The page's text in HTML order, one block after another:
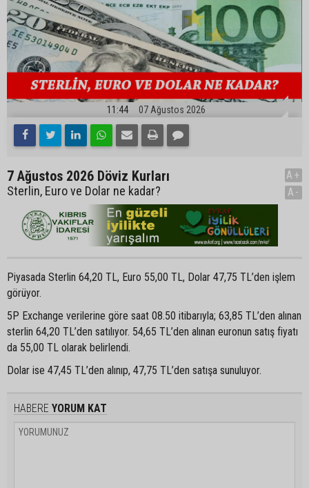
11:44 07 Ağustos 2026
7 Ağustos 2026 Döviz Kurları
Sterlin, Euro ve Dolar ne kadar?
A+
A-
Piyasada Sterlin 64,20 TL, Euro 55,00 TL, Dolar 47,75 TL’den işlem
görüyor.
5P Exchange verilerine göre saat 08.50 itibarıyla; 63,85 TL’den alınan
sterlin 64,20 TL’den satılıyor. 54,65 TL’den alınan euronun satış fiyatı
da 55,00 TL olarak belirlendi.
Dolar ise 47,45 TL’den alınıp, 47,75 TL’den satışa sunuluyor.
HABERE YORUM KAT